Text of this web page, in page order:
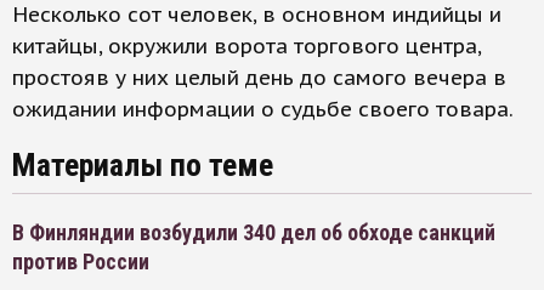
Несколько сот человек, в основном индийцы и
китайцы, окружили ворота торгового центра,
простояв у них целый день до самого вечера в
ожидании информации о судьбе своего товара.
Материалы по теме
В Финляндии возбудили 340 дел об обходе санкций
против России